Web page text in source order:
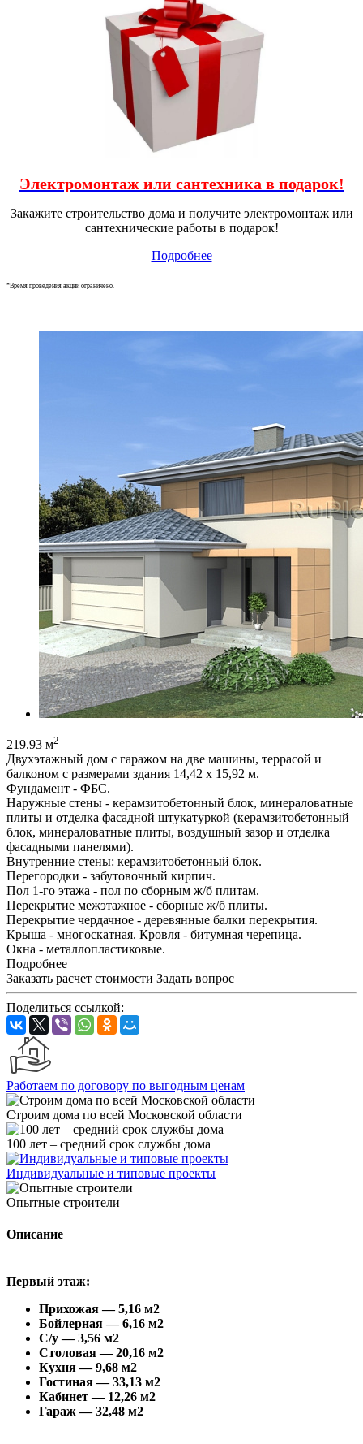
Электромонтаж или сантехника в подарок!
Закажите строительство дома и получите электромонтаж или
сантехнические работы в подарок!
Подробнее
*Время проведения акции ограничено.
219.93 м2
Двухэтажный дом с гаражом на две машины, террасой и
балконом с размерами здания 14,42 x 15,92 м.
Фундамент - ФБС.
Наружные стены - керамзитобетонный блок, минераловатные
плиты и отделка фасадной штукатуркой (керамзитобетонный
блок, минераловатные плиты, воздушный зазор и отделка
фасадными панелями).
Внутренние стены: керамзитобетонный блок.
Перегородки - забутовочный кирпич.
Пол 1-го этажа - пол по сборным ж/б плитам.
Перекрытие межэтажное - сборные ж/б плиты.
Перекрытие чердачное - деревянные балки перекрытия.
Крыша - многоскатная. Кровля - битумная черепица.
Окна - металлопластиковые.
Подробнее
Заказать расчет стоимости Задать вопрос
Поделиться ссылкой:
Работаем по договору по выгодным ценам
Строим дома по всей Московской области
100 лет – средний срок службы дома
Индивидуальные и типовые проекты
Опытные строители
Описание
Первый этаж:
Прихожая — 5,16 м2
Бойлерная — 6,16 м2
С/у — 3,56 м2
Столовая — 20,16 м2
Кухня — 9,68 м2
Гостиная — 33,13 м2
Кабинет — 12,26 м2
Гараж — 32,48 м2